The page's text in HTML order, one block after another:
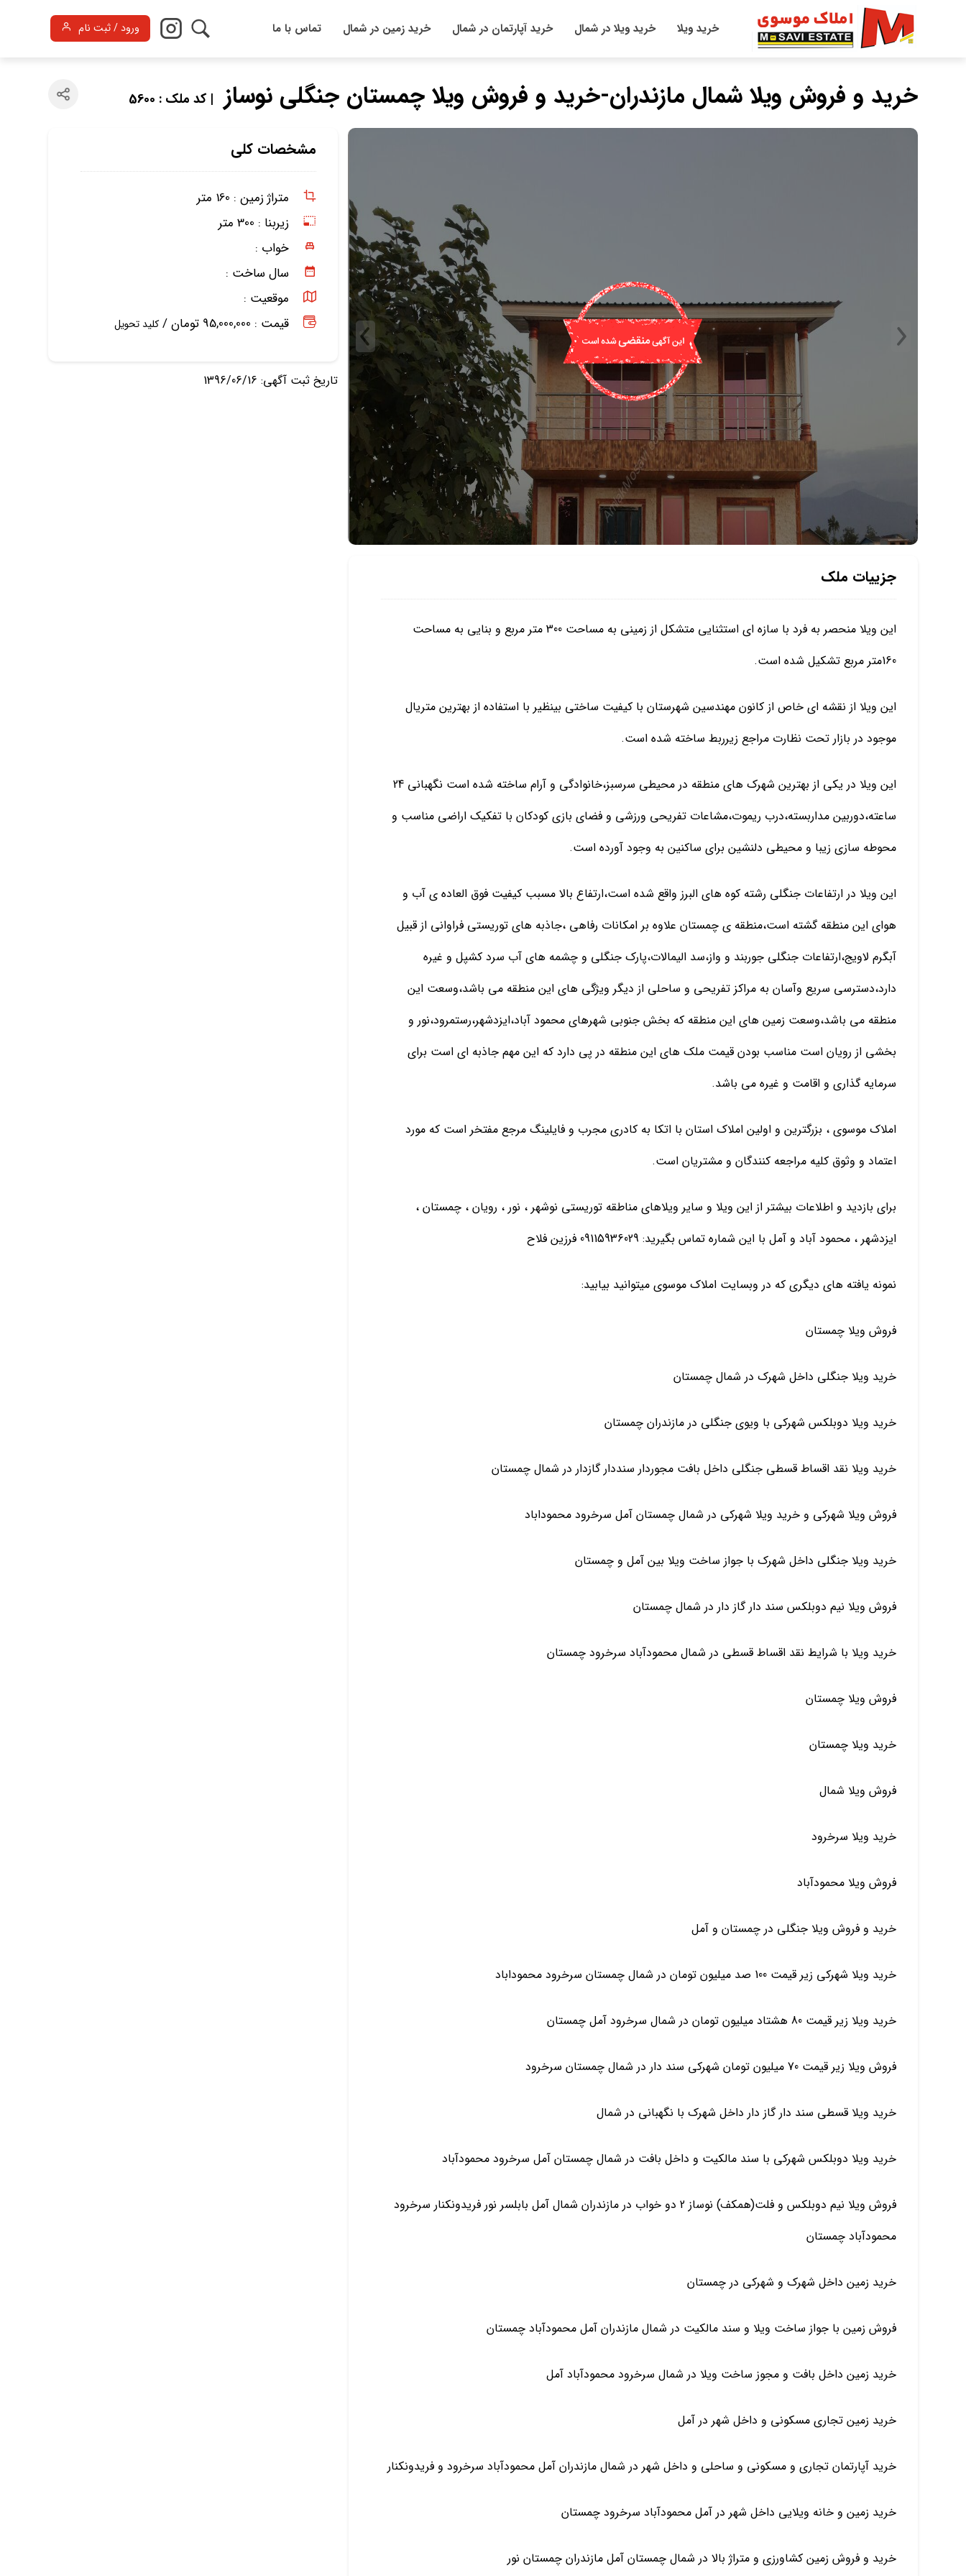
خرید ویلا خرید ویلا در شمال خرید آپارتمان در شمال خرید زمین در شمال تماس با ما ورود / ثبت نام
خرید و فروش ویلا شمال مازندران-خرید و فروش ویلا چمستان جنگلی نوساز | کد ملک : 5600
مشخصات کلی
متراژ زمین : 160 متر
زیربنا : 300 متر
خواب :
سال ساخت :
موقعیت :
قیمت : 95,000,000 تومان /
کلید تحویل
تاریخ ثبت آگهی: 1396/06/16
جزییات ملک
این ویلا منحصر به فرد با سازه ای استثنایی متشکل از زمینی به مساحت 300 متر مربع و بنایی به مساحت
160متر مربع تشکیل شده است.
این ویلا از نقشه ای خاص از کانون مهندسین شهرستان با کیفیت ساختی بینظیر با استفاده از بهترین متریال
موجود در بازار تحت نظارت مراجع زیرربط ساخته شده است.
این ویلا در یکی از بهترین شهرک های منطقه در محیطی سرسبز،خانوادگی و آرام ساخته شده است نگهبانی 24
ساعته،دوربین مداربسته،درب ریموت،مشاعات تفریحی ورزشی و فضای بازی کودکان با تفکیک اراضی مناسب و
محوطه سازی زیبا و محیطی دلنشین برای ساکنین به وجود آورده است.
این ویلا در ارتفاعات جنگلی رشته کوه های البرز واقع شده است،ارتفاع بالا مسبب کیفیت فوق العاده ی آب و
هوای این منطقه گشته است،منطقه ی چمستان علاوه بر امکانات رفاهی ،جاذبه های توریستی فراوانی از قبیل
آبگرم لاویج،ارتفاعات جنگلی جوربند و واز،سد الیمالات،پارک جنگلی و چشمه های آب سرد کشپل و غیره
دارد،دسترسی سریع وآسان به مراکز تفریحی و ساحلی از دیگر ویژگی های این منطقه می باشد،وسعت این
منطقه می باشد،وسعت زمین های این منطقه که بخش جنوبی شهرهای محمود آباد،ایزدشهر،رستمرود،نور و
بخشی از رویان است مناسب بودن قیمت ملک های این منطقه در پی دارد که این مهم جاذبه ای است برای
سرمایه گذاری و اقامت و غیره می باشد.
املاک موسوی ، بزرگترین و اولین املاک استان با اتکا به کادری مجرب و فایلینگ مرجع مفتخر است که مورد
اعتماد و وثوق کلیه مراجعه کنندگان و مشتریان است.
برای بازدید و اطلاعات بیشتر از این ویلا و سایر ویلاهای مناطقه توریستی نوشهر ، نور ، رویان ، چمستان ،
ایزدشهر ، محمود آباد و آمل با این شماره تماس بگیرید: 09115936029 فرزین فلاح
نمونه یافته های دیگری که در وبسایت املاک موسوی میتوانید بیابید:
فروش ویلا چمستان
خرید ویلا جنگلی داخل شهرک در شمال چمستان
خرید ویلا دوبلکس شهرکی با ویوی جنگلی در مازندران چمستان
خرید ویلا نقد اقساط قسطی جنگلی داخل بافت مجوردار سنددار گازدار در شمال چمستان
فروش ویلا شهرکی و خرید ویلا شهرکی در شمال چمستان آمل سرخرود محموداباد
خرید ویلا جنگلی داخل شهرک با جواز ساخت ویلا بین آمل و چمستان
فروش ویلا نیم دوبلکس سند دار گاز دار در شمال چمستان
خرید ویلا با شرایط نقد اقساط قسطی در شمال محمودآباد سرخرود چمستان
فروش ویلا چمستان
خرید ویلا چمستان
فروش ویلا شمال
خرید ویلا سرخرود
فروش ویلا محمودآباد
خرید و فروش ویلا جنگلی در چمستان و آمل
خرید ویلا شهرکی زیر قیمت 100 صد میلیون تومان در شمال چمستان سرخرود محموداباد
خرید ویلا زیر قیمت 80 هشتاد میلیون تومان در شمال سرخرود آمل چمستان
فروش ویلا زیر قیمت 70 میلیون تومان شهرکی سند دار در شمال چمستان سرخرود
خرید ویلا قسطی سند دار گاز دار داخل شهرک با نگهبانی در شمال
خرید ویلا دوبلکس شهرکی با سند مالکیت و داخل بافت در شمال چمستان آمل سرخرود محمودآباد
فروش ویلا نیم دوبلکس و فلت(همکف) نوساز 2 دو خواب در مازندران شمال آمل بابلسر نور فریدونکنار سرخرود
محمودآباد چمستان
خرید زمین داخل شهرک و شهرکی در چمستان
فروش زمین با جواز ساخت ویلا و سند مالکیت در شمال مازندران آمل محمودآباد چمستان
خرید زمین داخل بافت و مجوز ساخت ویلا در شمال سرخرود محمودآباد آمل
خرید زمین تجاری مسکونی و داخل شهر در آمل
خرید آپارتمان تجاری و مسکونی و ساحلی و داخل شهر در شمال مازندران آمل محمودآباد سرخرود و فریدونکنار
خرید زمین و خانه ویلایی داخل شهر در آمل محمودآباد سرخرود چمستان
خرید و فروش زمین کشاورزی و متراژ بالا در شمال چمستان آمل مازندران چمستان نور